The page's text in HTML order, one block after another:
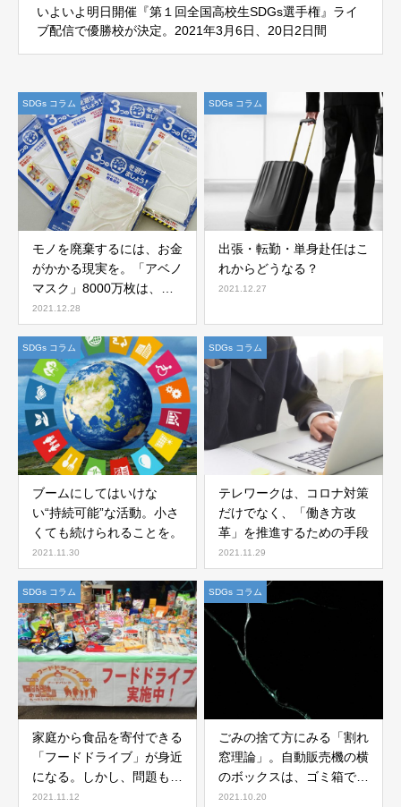
いよいよ明日開催『第１回全国高校生SDGs選手権』ライ
ブ配信で優勝校が決定。2021年3月6日、20日2日間
SDGs コラム
モノを廃棄するには、お金
がかかる現実を。「アベノ
マスク」8000万枚は、希
望者に配布
2021.12.28
SDGs コラム
出張・転勤・単身赴任はこ
れからどうなる？
2021.12.27
SDGs コラム
ブームにしてはいけな
い“持続可能”な活動。小さ
くても続けられることを。
2021.11.30
SDGs コラム
テレワークは、コロナ対策
だけでなく、「働き方改
革」を推進するための手段
2021.11.29
SDGs コラム
家庭から食品を寄付できる
「フードドライブ」が身近
になる。しかし、問題もあ
る。
2021.11.12
SDGs コラム
ごみの捨て方にみる「割れ
窓理論」。自動販売機の横
のボックスは、ゴミ箱では
ない。
2021.10.20